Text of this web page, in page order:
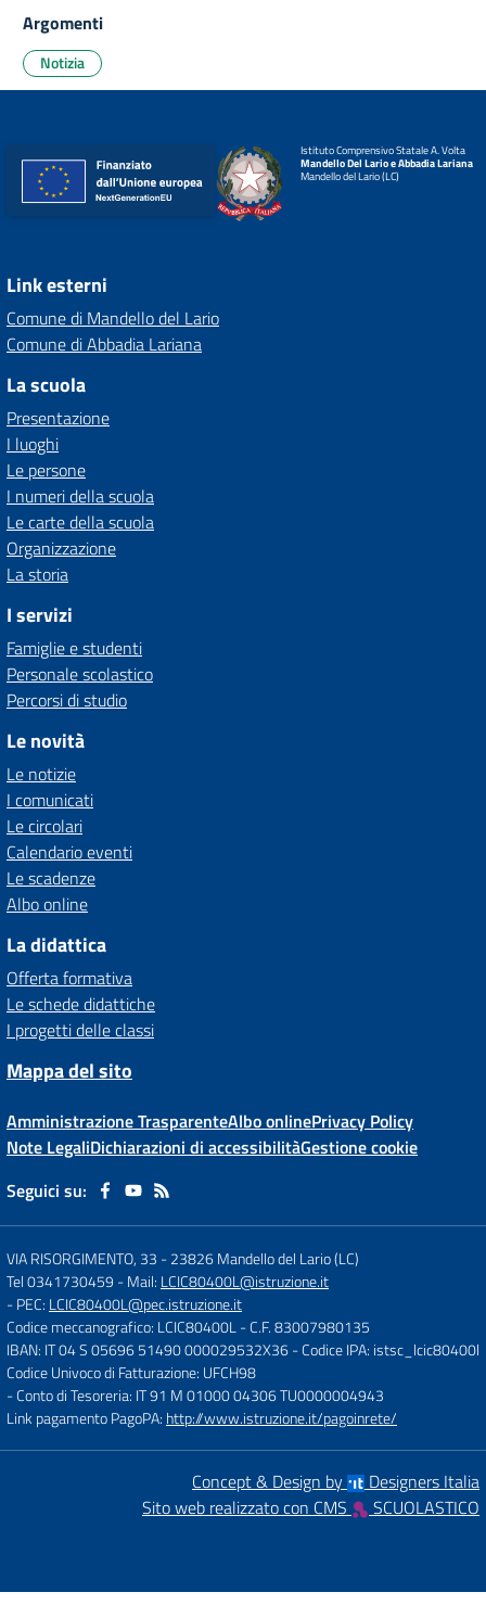
Argomenti
Notizia
Istituto Comprensivo Statale A. Volta
Mandello Del Lario e Abbadia Lariana
Mandello del Lario (LC)
Link esterni
Comune di Mandello del Lario
Comune di Abbadia Lariana
La scuola
Presentazione
I luoghi
Le persone
I numeri della scuola
Le carte della scuola
Organizzazione
La storia
I servizi
Famiglie e studenti
Personale scolastico
Percorsi di studio
Le novità
Le notizie
I comunicati
Le circolari
Calendario eventi
Le scadenze
Albo online
La didattica
Offerta formativa
Le schede didattiche
I progetti delle classi
Mappa del sito
Amministrazione TrasparenteAlbo onlinePrivacy Policy
Note LegaliDichiarazioni di accessibilitàGestione cookie
Seguici su:
VIA RISORGIMENTO, 33 -23826 Mandello del Lario (LC)
Tel 0341730459 - Mail: LCIC80400L@istruzione.it
- PEC: LCIC80400L@pec.istruzione.it
Codice meccanografico: LCIC80400L- C.F. 83007980135
IBAN: IT 04 S 05696 51490 000029532X36- Codice IPA: istsc_lcic80400l
Codice Univoco di Fatturazione: UFCH98
- Conto di Tesoreria: IT 91 M 01000 04306 TU0000004943
Link pagamento PagoPA: http://www.istruzione.it/pagoinrete/
Concept & Design by
Designers Italia
Sito web realizzato con CMS
SCUOLASTICO